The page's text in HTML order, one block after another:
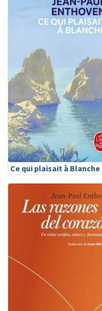
Ce qui plaisait à Blanche